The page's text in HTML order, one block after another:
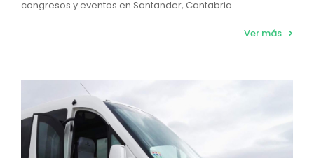
congresos y eventos en Santander, Cantabria
Ver más